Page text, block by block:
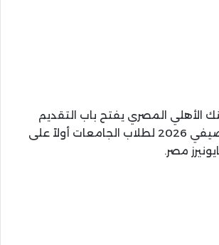
الأهلي المصري يفتح باب التقديم
لبرنامج التدريب الصيفي 2026 لطلاب الجامعات أولاً على